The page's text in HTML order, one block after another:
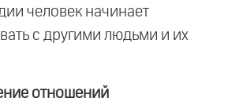
человек начинает
с другими людьми и их
отношений